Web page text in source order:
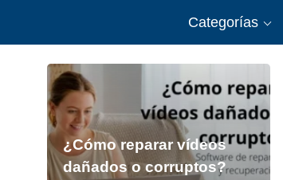
Categorías
¿Cómo reparar vídeos
dañados o corruptos?